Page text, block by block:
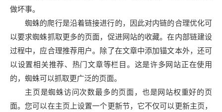
做坏事。
蜘蛛的爬行是沿着链接进行的，因此对内链的合理优化可
以要求蜘蛛抓取更多的页面，促进网站的收藏。在内部链建设
过程中，应合理推荐用户。除了在文章中添加锚文本外，还可
以设置相关推荐、热门文章等栏目。这是许多网站正在使用
的，蜘蛛可以抓取更广泛的页面。
主页是蜘蛛访问次数最多的页面，也是网站权重好的页
面。您可以在主页上设置一个更新节，它不仅可以更新主页，